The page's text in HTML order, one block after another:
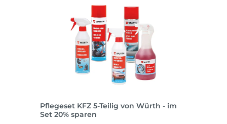
Pflegeset KFZ 5-Teilig von Würth - im
Set 20% sparen